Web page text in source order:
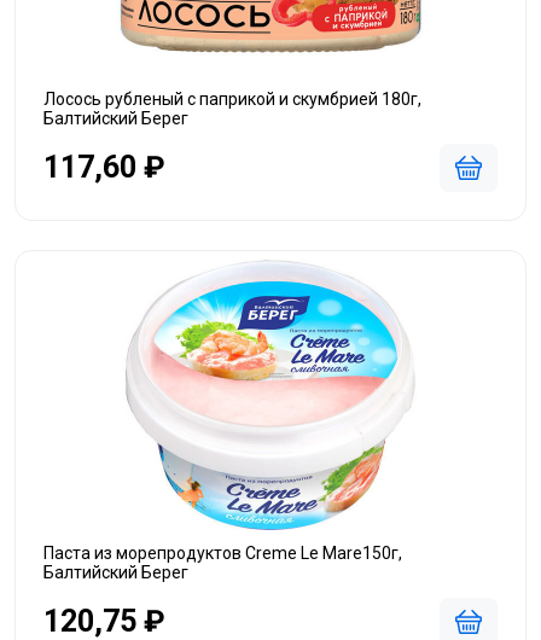
Лосось рубленый с паприкой и скумбрией 180г,
Балтийский Берег
117,60 ₽
Паста из морепродуктов Creme Le Mare150г,
Балтийский Берег
120,75 ₽